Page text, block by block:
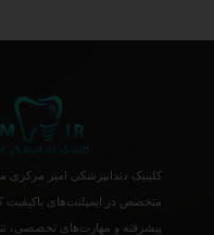
کلینیک دندانپزشکی امیر مرکزی
متخصص در ایمپلنت‌های باکیفیت
پیشرفته و مهارت‌های تخصصی،